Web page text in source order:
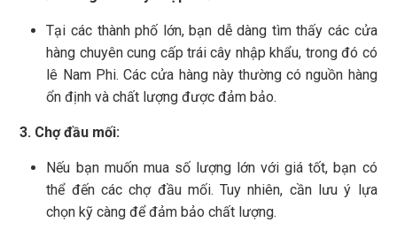
Tại các thành phố lớn, bạn dễ dàng tìm thấy các cửa
hàng chuyên cung cấp trái cây nhập khẩu, trong đó có
lê Nam Phi. Các cửa hàng này thường có nguồn hàng
ổn định và chất lượng được đảm bảo.
3. Chợ đầu mối:
Nếu bạn muốn mua số lượng lớn với giá tốt, bạn có
thể đến các chợ đầu mối. Tuy nhiên, cần lưu ý lựa
chọn kỹ càng để đảm bảo chất lượng.